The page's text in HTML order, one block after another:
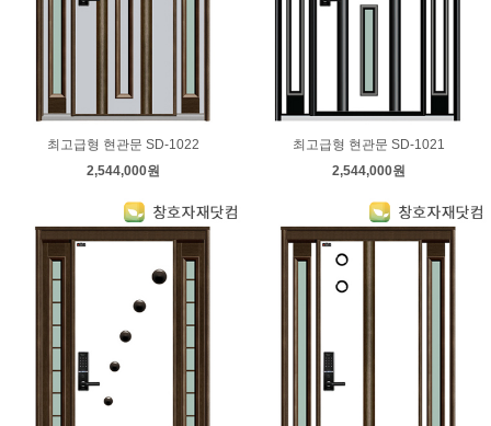
최고급형 현관문 SD-1022
2,544,000원
최고급형 현관문 SD-1021
2,544,000원